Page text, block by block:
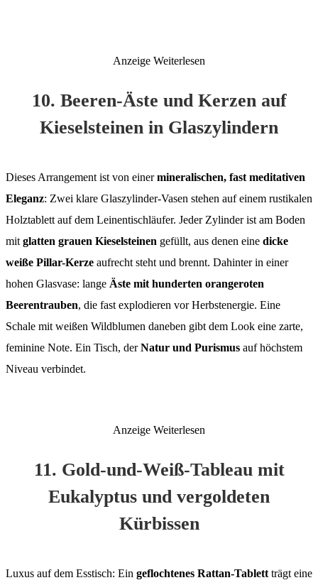
Anzeige Weiterlesen
10. Beeren-Äste und Kerzen auf
Kieselsteinen in Glaszylindern
Dieses Arrangement ist von einermineralischen, fast meditativen
Eleganz: Zwei klare Glaszylinder-Vasen stehen auf einem rustikalen
Holztablett auf dem Leinentischläufer. Jeder Zylinder ist am Boden
mit glatten grauen Kieselsteinen gefüllt, aus denen eine dicke
weiße Pillar-Kerze aufrecht steht und brennt. Dahinter in einer
hohen Glasvase: lange Äste mit hunderten orangeroten
Beerentrauben, die fast explodieren vor Herbstenergie. Eine
Schale mit weißen Wildblumen daneben gibt dem Look eine zarte,
feminine Note. Ein Tisch, derNatur und Purismus auf höchstem
Niveau verbindet.
Anzeige Weiterlesen
11. Gold-und-Weiß-Tableau mit
Eukalyptus und vergoldeten
Kürbissen
Luxus auf dem Esstisch: Ein geflochtenes Rattan-Tablett trägt eine